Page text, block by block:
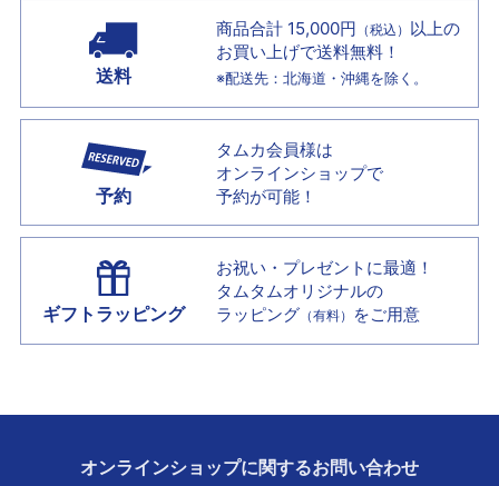
送料
商品合計 15,000円 （税込） 以上の
お買い上げで送料無料！
※配送先：北海道・沖縄を除く。
予約
タムカ会員様は
オンラインショップで
予約が可能！
ギフトラッピング
お祝い・プレゼントに最適！
タムタムオリジナルの
ラッピング （有料） をご用意
オンラインショップに関するお問い合わせ